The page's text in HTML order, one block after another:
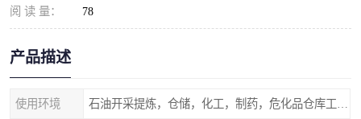
阅 读 量： 78
产品描述
使用环境